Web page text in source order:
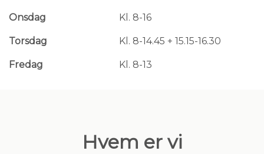
Onsdag Kl. 8-16
Torsdag Kl. 8-14.45 + 15.15-16.30
Fredag Kl. 8-13
Hvem er vi